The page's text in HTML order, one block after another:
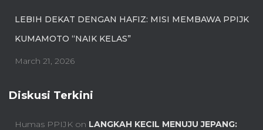
LEBIH DEKAT DENGAN HAFIZ: MISI MEMBAWA PPIJK
KUMAMOTO “NAIK KELAS”
March 21, 2026
Diskusi Terkini
Humas PPIJK on LANGKAH KECIL MENUJU JEPANG: